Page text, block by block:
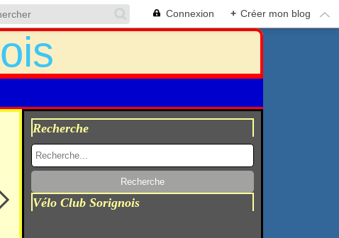
Connexion + Créer mon blog
Recherche
Vélo Club Sorignois